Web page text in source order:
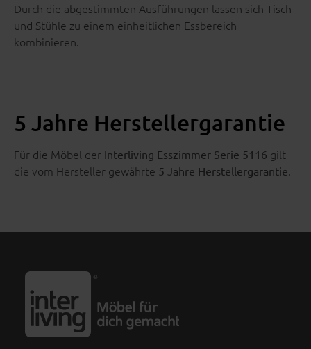
Durch die abgestimmten Ausführungen lassen sich Tisch
und Stühle zu einem einheitlichen Essbereich
kombinieren.
5 Jahre Herstellergarantie
Für die Möbel der Interliving Esszimmer Serie 5116 gilt
die vom Hersteller gewährte 5 Jahre Herstellergarantie.